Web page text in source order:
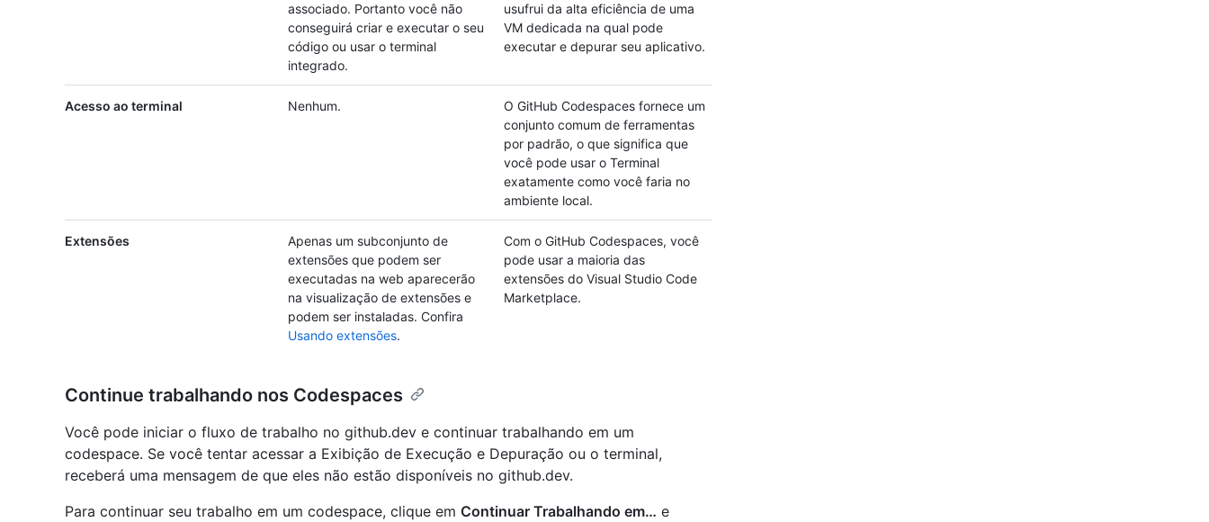
associado. Portanto você não
conseguirá criar e executar o seu
código ou usar o terminal
integrado.
usufrui da alta eficiência de uma
VM dedicada na qual pode
executar e depurar seu aplicativo.
Acesso ao terminal Nenhum.
O GitHub Codespaces fornece um
conjunto comum de ferramentas
por padrão, o que significa que
você pode usar o Terminal
exatamente como você faria no
ambiente local.
Extensões
Apenas um subconjunto de
extensões que podem ser
executadas na web aparecerão
na visualização de extensões e
podem ser instaladas. Confira
Usando extensões.
Com o GitHub Codespaces, você
pode usar a maioria das
extensões do Visual Studio Code
Marketplace.
Continue trabalhando nos Codespaces
Você pode iniciar o fluxo de trabalho no github.dev e continuar trabalhando em um
codespace. Se você tentar acessar a Exibição de Execução e Depuração ou o terminal,
receberá uma mensagem de que eles não estão disponíveis no github.dev.
Para continuar seu trabalho em um codespace, clique em Continuar Trabalhando em… e